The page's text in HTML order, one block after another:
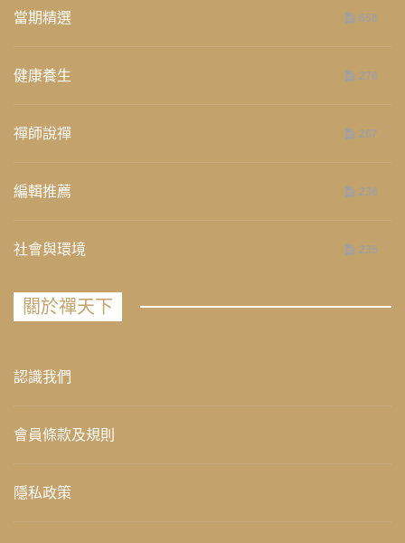
當期精選 658
健康養生 276
禪師說禪 267
編輯推薦 236
社會與環境 235
關於禪天下
認識我們
會員條款及規則
隱私政策